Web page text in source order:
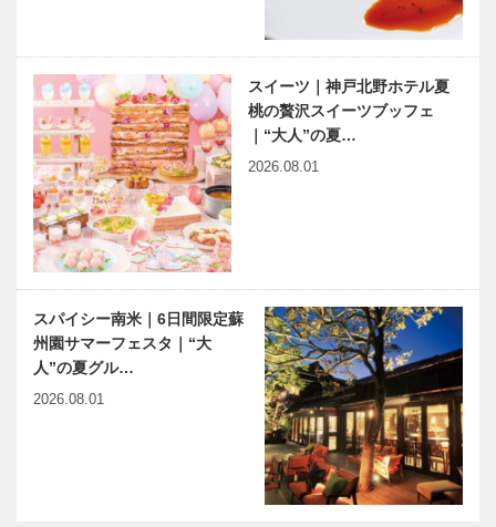
スイーツ｜神戸北野ホテル夏
桃の贅沢スイーツブッフェ
｜“大人”の夏…
2026.08.01
スパイシー南米｜6日間限定蘇
州園サマーフェスタ｜“大
人”の夏グル…
2026.08.01